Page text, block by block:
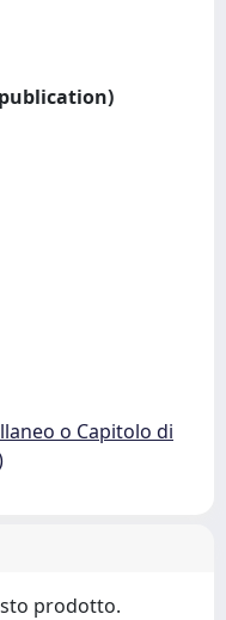
o Capitolo di
prodotto.